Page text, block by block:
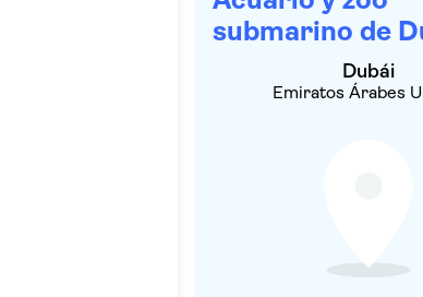
submarino de
Dubái
Emiratos Árabes